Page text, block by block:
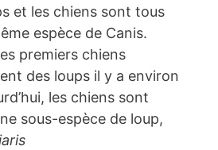
et les chiens sont tous
espèce de Canis.
premiers chiens
des loups il y a environ
les chiens sont
sous-espèce de loup,